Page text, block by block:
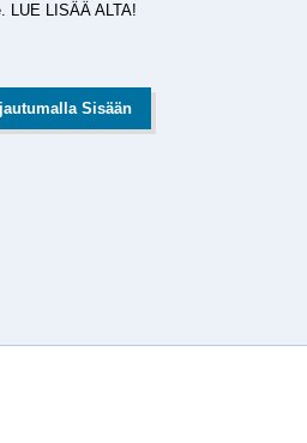
LUE LISÄÄ ALTA!
Sisään